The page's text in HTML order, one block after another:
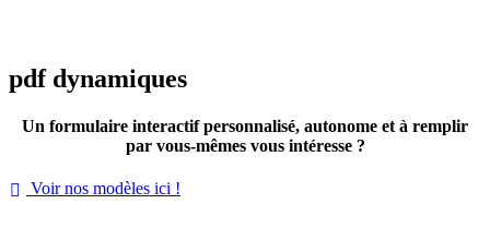
pdf dynamiques
Un formulaire interactif personnalisé, autonome et à remplir
par vous-mêmes vous intéresse ?
 Voir nos modèles ici !